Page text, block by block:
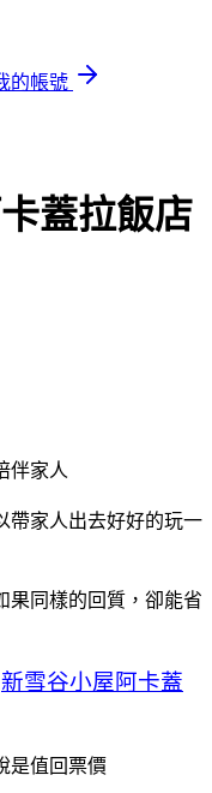
的帳號
蓋拉飯店
伴家人
帶家人出去好好的玩一
果同樣的回質，卻能省
新雪谷小屋阿卡蓋
是值回票價